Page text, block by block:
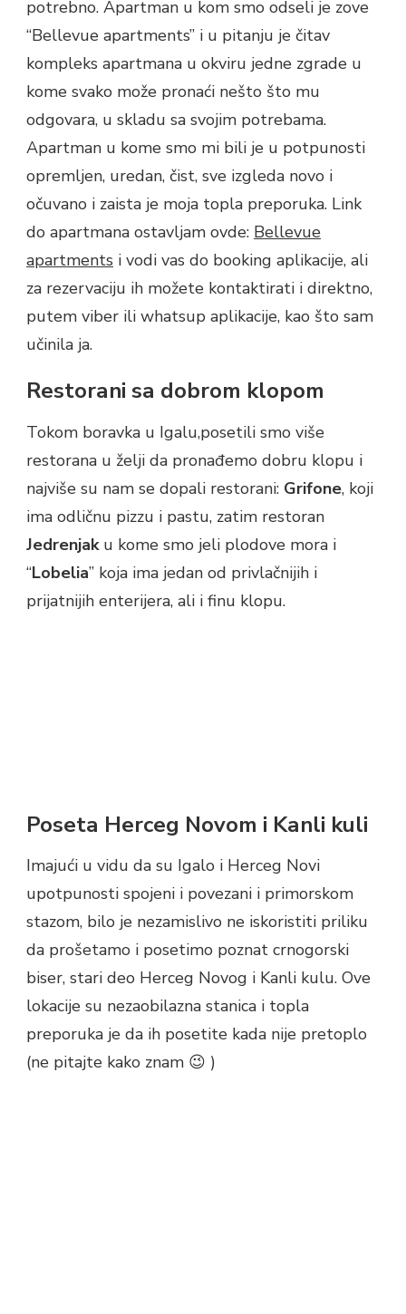
potrebno. Apartman u kom smo odseli je zove
“Bellevue apartments” i u pitanju je čitav
kompleks apartmana u okviru jedne zgrade u
kome svako može pronaći nešto što mu
odgovara, u skladu sa svojim potrebama.
Apartman u kome smo mi bili je u potpunosti
opremljen, uredan, čist, sve izgleda novo i
očuvano i zaista je moja topla preporuka. Link
do apartmana ostavljam ovde: Bellevue
apartments i vodi vas do booking aplikacije, ali
za rezervaciju ih možete kontaktirati i direktno,
putem viber ili whatsup aplikacije, kao što sam
učinila ja.
Restorani sa dobrom klopom
Tokom boravka u Igalu,posetili smo više
restorana u želji da pronađemo dobru klopu i
najviše su nam se dopali restorani: Grifone, koji
ima odličnu pizzu i pastu, zatim restoran
Jedrenjaku kome smo jeli plodove mora i
“Lobelia” koja ima jedan od privlačnijih i
prijatnijih enterijera, ali i finu klopu.
Poseta Herceg Novom i Kanli kuli
Imajući u vidu da su Igalo i Herceg Novi
upotpunosti spojeni i povezani i primorskom
stazom, bilo je nezamislivo ne iskoristiti priliku
da prošetamo i posetimo poznat crnogorski
biser, stari deo Herceg Novog i Kanli kulu. Ove
lokacije su nezaobilazna stanica i topla
preporuka je da ih posetite kada nije pretoplo
(ne pitajte kako znam 😉 )